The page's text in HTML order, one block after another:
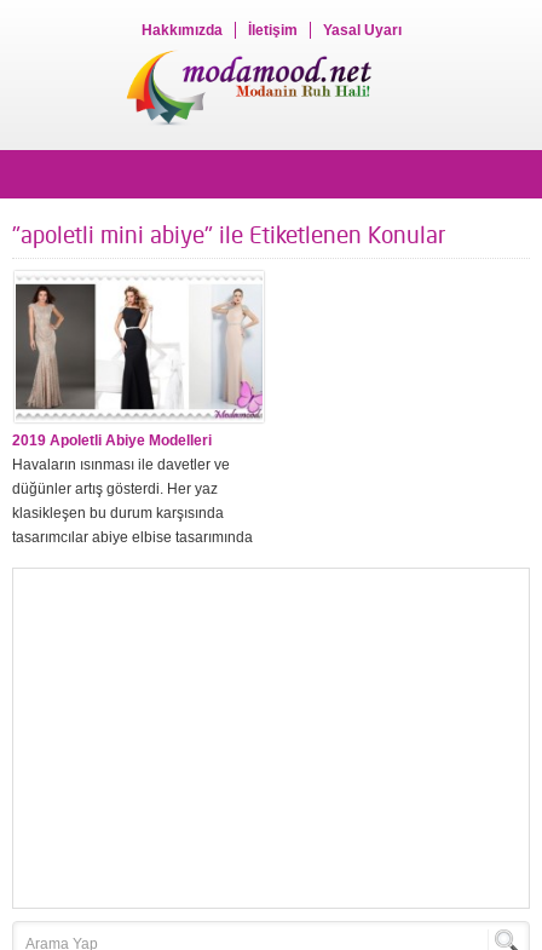
Hakkımızda İletişim Yasal Uyarı
"apoletli mini abiye" ile Etiketlenen Konular
2019 Apoletli Abiye Modelleri
Havaların ısınması ile davetler ve
düğünler artış gösterdi. Her yaz
klasikleşen bu durum karşısında
tasarımcılar abiye elbise tasarımında